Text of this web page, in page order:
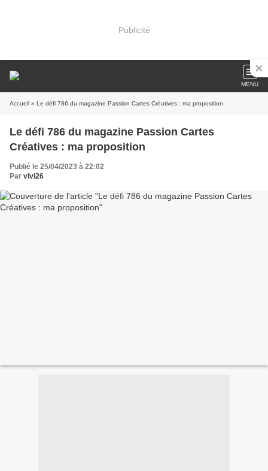
Publicité
MENU
Accueil » Le défi 786 du magazine Passion Cartes Créatives : ma proposition
Le défi 786 du magazine Passion Cartes
Créatives : ma proposition
Publié le 25/04/2023 à 22:02
Par vivi26